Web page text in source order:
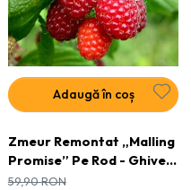
Adaugă în coș
Zmeur Remontat „Malling
Promise” Pe Rod - Ghiveci
2L - H 30 - 40 cm
59,90RON